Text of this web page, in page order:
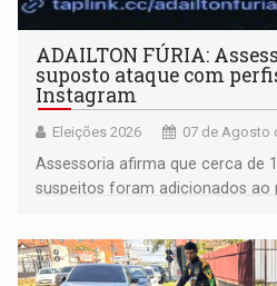
ADAILTON FÚRIA:
suposto ataque com
Instagram
Eleições 2026 07 de Agosto
Assessoria afirma que cerca de
suspeitos foram adicionados ao
remover as contas